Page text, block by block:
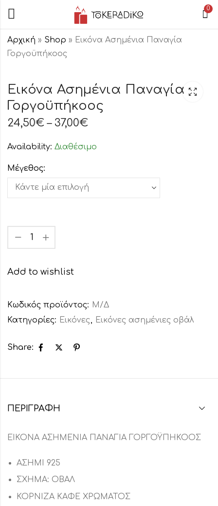
0
Αρχική » Shop » Εικόνα Ασημένια Παναγία
Γοργοϋπήκοος
Παναγία Βηθλεέμ
Άγιος
Κωνσταντίνος και
Εικόνα Ασημένια Παναγία
Γοργοϋπήκοος
24,50€ – 37,00€
Availability: Διαθέσιμο
Μέγεθος:
Add to wishlist
Κωδικός προϊόντος: Μ/Δ
Κατηγορίες: Εικόνες, Εικόνες ασημένιες οβάλ
Share:
ΠΕΡΙΓΡΑΦΉ
ΕΙΚΟΝΑ ΑΣΗΜΕΝΙΑ ΠΑΝΑΓΙΑ ΓΟΡΓΟΫΠΗΚΟΟΣ
ΑΣΗΜΙ 925
ΣΧΗΜΑ: ΟΒΑΛ
ΚΟΡΝΙΖΑ ΚΑΦΕ ΧΡΩΜΑΤΟΣ